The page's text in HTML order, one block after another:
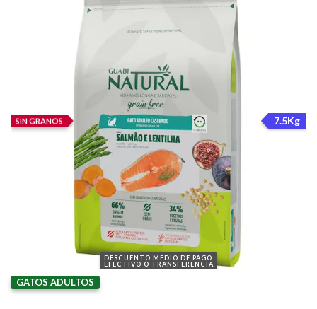
DESCUENTO MEDIO DE PAGO
EFECTIVO O TRANSFERENCIA
7.5Kg
SIN GRANOS
GATOS ADULTOS